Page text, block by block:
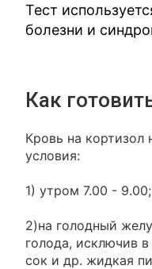
Тест
болезни и
Как
Кровь на кортизол
условия:
1) утром 7.00 - 9.00;
2)на голодный
голода, исключив
сок и др. жидкая